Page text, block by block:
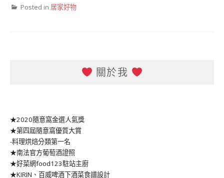
Posted in 居家好物
關於我
★2020隨意窩金選人氣獎
★第四屆隨意窩優質大賞
-料理烘焙分類第一名
★南法官方葡萄酒證照
★好菜網food123駐站主廚
★KIRIN、百威啤酒下酒菜食譜設計